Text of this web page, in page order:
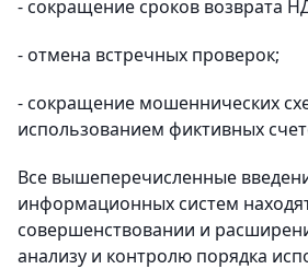
- сокращение сроков возврата
- отмена встречных проверок;
- сокращение мошеннических
использованием фиктивных
Все вышеперечисленные
информационных систем
совершенствовании и
анализу и контролю порядка